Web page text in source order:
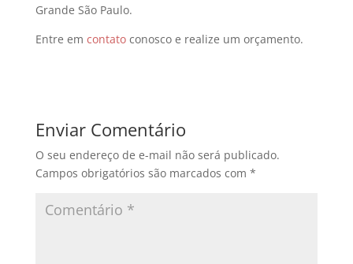
Grande São Paulo.
Entre em contatoconosco e realize um orçamento.
Enviar Comentário
O seu endereço de e-mail não será publicado.
Campos obrigatórios são marcados com *